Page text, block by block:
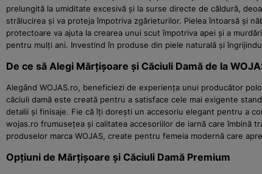
prelungită la umiditate excesivă și la surse directe de căldură,
strălucirea și va proteja împotriva zgârieturilor. Pielea întoarsă și
protectoare va ajuta la crearea unui scut împotriva apei și a
pentru mulți ani. Investind în produse din piele naturală și
De ce să Alegi Mărțișoare și Căciuli Damă de la
Alegând WOJAS.ro, beneficiezi de experiența unui producător
căciuli damă este creată pentru a satisface cele mai exigente
detalii și finisaje. Fie că îți dorești un accesoriu elegant pentru a
wojas.ro frumusețea și calitatea accesoriilor de iarnă care
produselor marca WOJAS, create pentru femeia modernă care
Opțiuni de Mărțișoare și Căciuli Damă Premium